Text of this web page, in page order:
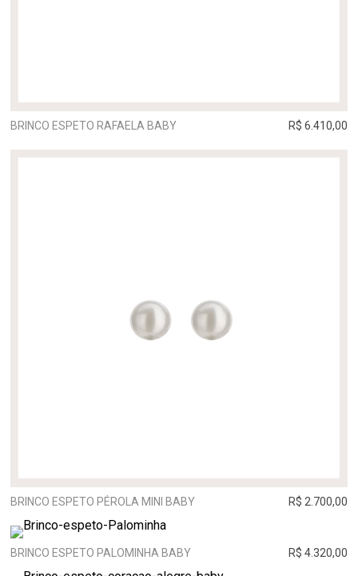
BRINCO ESPETO RAFAELA BABY R$ 6.410,00
BRINCO ESPETO PÉROLA MINI BABY R$ 2.700,00
BRINCO ESPETO PALOMINHA BABY R$ 4.320,00